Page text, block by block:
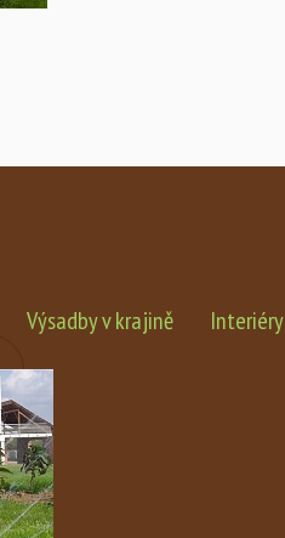
Výsadby v krajině Interiéry